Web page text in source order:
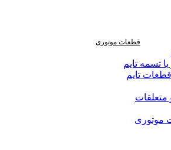
قطعات موتوری
تسمه تایم
تایم
متعلقات
موتوری